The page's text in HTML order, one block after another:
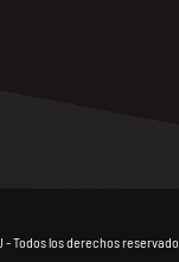
Todos los derechos